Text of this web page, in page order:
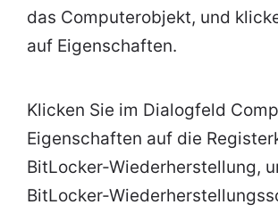
das Computerobjekt, und
auf Eigenschaften.
Klicken Sie im Dialogfeld
Eigenschaften auf die
BitLocker-Wiederherstellung,
BitLocker-